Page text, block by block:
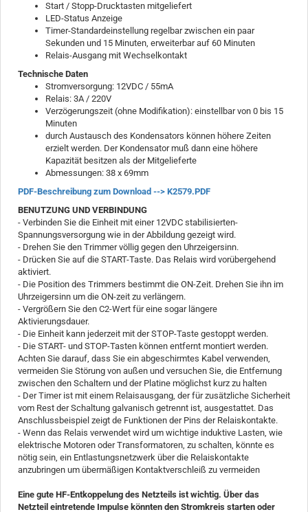
Start / Stopp-Drucktasten mitgeliefert
LED-Status Anzeige
Timer-Standardeinstellung regelbar zwischen ein paar
Sekunden und 15 Minuten, erweiterbar auf 60 Minuten
Relais-Ausgang mit Wechselkontakt
Technische Daten
Stromversorgung: 12VDC / 55mA
Relais: 3A / 220V
Verzögerungszeit (ohne Modifikation): einstellbar von 0 bis 15
Minuten
durch Austausch des Kondensators können höhere Zeiten
erzielt werden. Der Kondensator muß dann eine höhere
Kapazität besitzen als der Mitgelieferte
Abmessungen: 38 x 69mm
PDF-Beschreibung zum Download --> K2579.PDF
BENUTZUNG UND VERBINDUNG
- Verbinden Sie die Einheit mit einer 12VDC stabilisierten-
Spannungsversorgung wie in der Abbildung gezeigt wird.
- Drehen Sie den Trimmer völlig gegen den Uhrzeigersinn.
- Drücken Sie auf die START-Taste. Das Relais wird vorübergehend
aktiviert.
- Die Position des Trimmers bestimmt die ON-Zeit. Drehen Sie ihn im
Uhrzeigersinn um die ON-zeit zu verlängern.
- Vergrößern Sie den C2-Wert für eine sogar längere
Aktivierungsdauer.
- Die Einheit kann jederzeit mit der STOP-Taste gestoppt werden.
- Die START- und STOP-Tasten können entfernt montiert werden.
Achten Sie darauf, dass Sie ein abgeschirmtes Kabel verwenden,
vermeiden Sie Störung von außen und versuchen Sie, die Entfernung
zwischen den Schaltern und der Platine möglichst kurz zu halten
- Der Timer ist mit einem Relaisausgang, der für zusätzliche Sicherheit
vom Rest der Schaltung galvanisch getrennt ist, ausgestattet. Das
Anschlussbeispiel zeigt de Funktionen der Pins der Relaiskontakte.
- Wenn das Relais verwendet wird um wichtige induktive Lasten, wie
elektrische Motoren oder Transformatoren, zu schalten, könnte es
nötig sein, ein Entlastungsnetzwerk über die Relaiskontakte
anzubringen um übermäßigen Kontaktverschleiß zu vermeiden
Eine gute HF-Entkoppelung des Netzteils ist wichtig. Über das
Netzteil eintretende Impulse könnten den Stromkreis starten oder